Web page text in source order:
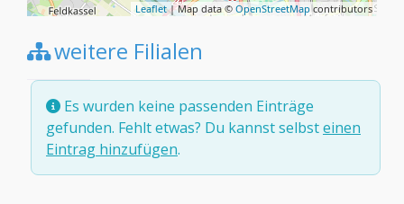
Leaflet| Map data © OpenStreetMapcontributors
weitere Filialen
Es wurden keine passenden Einträge
gefunden. Fehlt etwas? Du kannst selbsteinen
Eintrag hinzufügen.